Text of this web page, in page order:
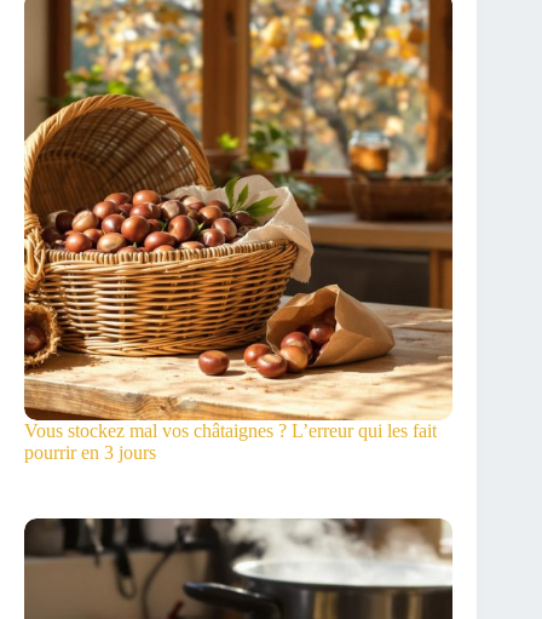
Vous stockez mal vos châtaignes ? L’erreur qui les fait
pourrir en 3 jours